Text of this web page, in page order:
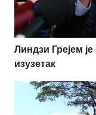
Линдзи Грејем
изузетак